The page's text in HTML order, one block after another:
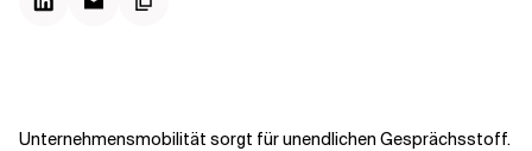
Unternehmensmobilität sorgt für unendlichen Gesprächsstoff.